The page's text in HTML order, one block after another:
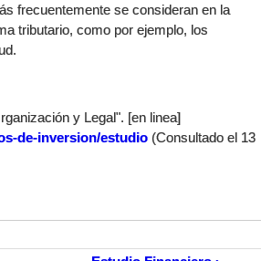
frecuentemente se consideran en la
tributario, como por ejemplo, los
y Legal". [en linea]
de-inversion/estudio (Consultado el 13